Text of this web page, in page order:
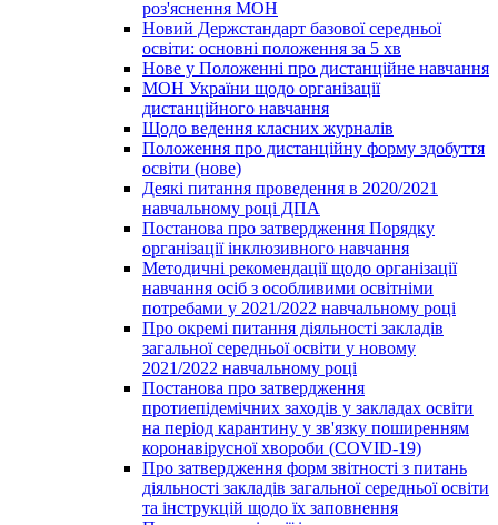
роз'яснення МОН
Новий Держстандарт базової середньої
освіти: основні положення за 5 хв
Нове у Положенні про дистанційне навчання
МОН України щодо організації
дистанційного навчання
Щодо ведення класних журналів
Положення про дистанційну форму здобуття
освіти (нове)
Деякі питання проведення в 2020/2021
навчальному році ДПА
Постанова про затвердження Порядку
організації інклюзивного навчання
Методичні рекомендації щодо організації
навчання осіб з особливими освітніми
потребами у 2021/2022 навчальному році
Про окремі питання діяльності закладів
загальної середньої освіти у новому
2021/2022 навчальному році
Постанова про затвердження
протиепідемічних заходів у закладах освіти
на період карантину у зв'язку поширенням
коронавірусної хвороби (COVID-19)
Про затвердження форм звітності з питань
діяльності закладів загальної середньої освіти
та інструкцій щодо їх заповнення